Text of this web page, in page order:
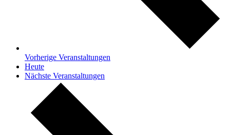
Vorherige Veranstaltungen
Heute
Nächste Veranstaltungen